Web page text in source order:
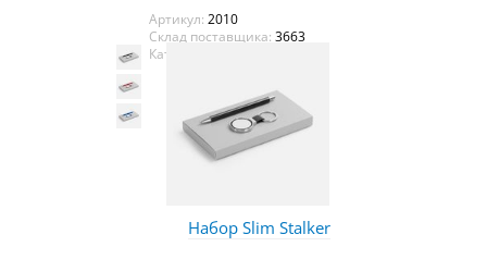
Артикул: 2010
Склад поставщика: 3663
Каталог:
Набор Slim Stalker